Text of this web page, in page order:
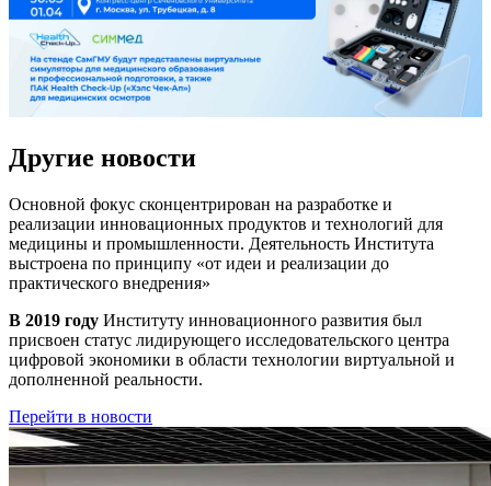
Другие новости
Основной фокус сконцентрирован на разработке и
реализации инновационных продуктов и технологий для
медицины и промышленности. Деятельность Института
выстроена по принципу «от идеи и реализации до
практического внедрения»
В 2019 году Институту инновационного развития был
присвоен статус лидирующего исследовательского центра
цифровой экономики в области технологии виртуальной и
дополненной реальности.
Перейти в новости